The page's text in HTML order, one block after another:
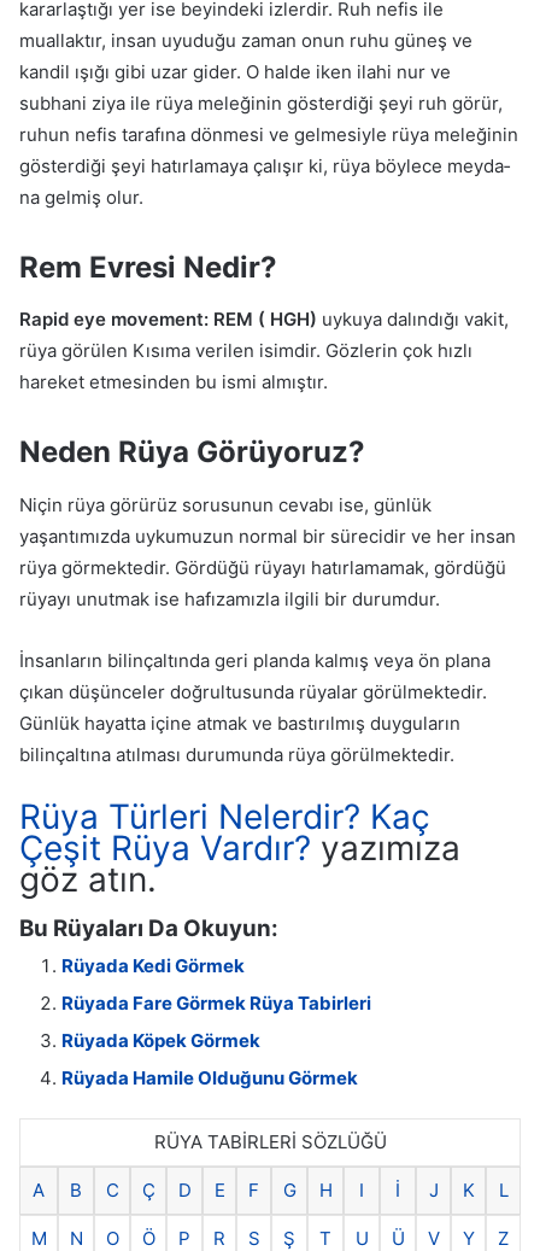
kararlaştığı yer ise beyindeki izlerdir. Ruh nefis ile
muallaktır, insan uyuduğu zaman onun ruhu güneş ve
kandil ışığı gibi uzar gider. O halde iken ilahi nur ve
subhani ziya ile rüya meleğinin gösterdiği şeyi ruh görür,
ruhun nefis tarafına dönmesi ve gelmesiyle rü­ya meleğinin
gösterdiği şeyi hatırlamaya çalışır ki, rüya böylece meyda­
na gelmiş olur.
Rem Evresi Nedir?
Rapid eye movement: REM ( HGH) uykuya dalındığı vakit,
rüya görülen Kısıma verilen isimdir. Gözlerin çok hızlı
hareket etmesinden bu ismi almıştır.
Neden Rüya Görüyoruz?
Niçin rüya görürüz sorusunun cevabı ise, günlük
yaşantımızda uykumuzun normal bir sürecidir ve her insan
rüya görmektedir. Gördüğü rüyayı hatırlamamak, gördüğü
rüyayı unutmak ise hafızamızla ilgili bir durumdur.
İnsanların bilinçaltında geri planda kalmış veya ön plana
çıkan düşünceler doğrultusunda rüyalar görülmektedir.
Günlük hayatta içine atmak ve bastırılmış duyguların
bilinçaltına atılması durumunda rüya görülmektedir.
Rüya Türleri Nelerdir? Kaç
Çeşit Rüya Vardır? yazımıza
göz atın.
Bu Rüyaları Da Okuyun:
Rüyada Kedi Görmek
Rüyada Fare Görmek Rüya Tabirleri
Rüyada Köpek Görmek
Rüyada Hamile Olduğunu Görmek
RÜYA TABİRLERİ SÖZLÜĞÜ
A B C Ç D E F G H I İ J K L
M N O Ö P R S Ş T U Ü V Y Z